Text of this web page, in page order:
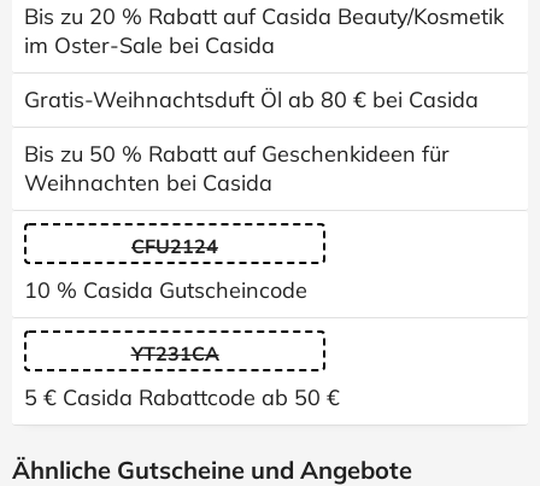
Bis zu 20 % Rabatt auf Casida Beauty/Kosmetik
im Oster-Sale bei Casida
Gratis-Weihnachtsduft Öl ab 80 € bei Casida
Bis zu 50 % Rabatt auf Geschenkideen für
Weihnachten bei Casida
CFU2124
10 % Casida Gutscheincode
YT231CA
5 € Casida Rabattcode ab 50 €
Ähnliche Gutscheine und Angebote